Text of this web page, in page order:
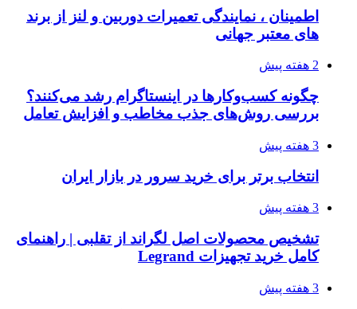
اطمینان ، نمایندگی تعمیرات دوربین و لنز از برند
های معتبر جهانی
2 هفته پیش
چگونه کسب‌وکارها در اینستاگرام رشد می‌کنند؟
بررسی روش‌های جذب مخاطب و افزایش تعامل
3 هفته پیش
انتخاب برتر برای خرید سرور در بازار ایران
3 هفته پیش
تشخیص محصولات اصل لگراند از تقلبی | راهنمای
کامل خرید تجهیزات Legrand
3 هفته پیش